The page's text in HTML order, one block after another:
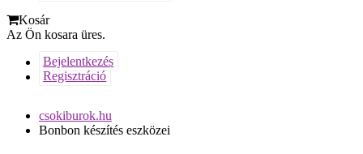
Kosár
Az Ön kosara üres.
Bejelentkezés
Regisztráció
csokiburok.hu
Bonbon készítés eszközei